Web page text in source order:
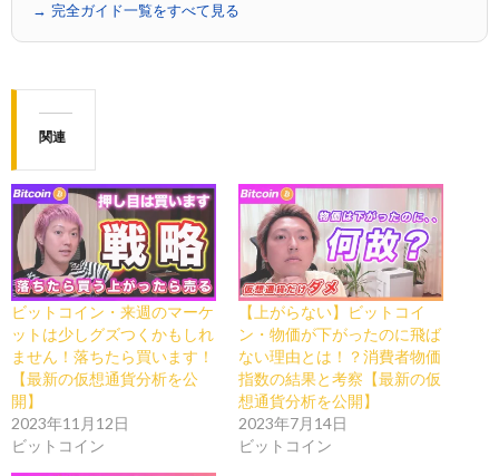
→ 完全ガイド一覧をすべて見る
関連
ビットコイン・来週のマーケ
ットは少しグズつくかもしれ
ません！落ちたら買います！
【最新の仮想通貨分析を公
開】
2023年11月12日
ビットコイン
【上がらない】ビットコイ
ン・物価が下がったのに飛ば
ない理由とは！？消費者物価
指数の結果と考察【最新の仮
想通貨分析を公開】
2023年7月14日
ビットコイン